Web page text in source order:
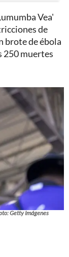
Vea'
de
brote de ébola
250 muertes
Getty Imágenes